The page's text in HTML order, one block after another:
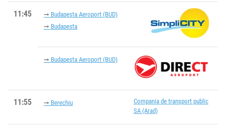
11:45
Budapesta Aeroport (BUD)
Budapesta
Budapesta Aeroport (BUD)
11:55
Compania de transport public
SA (Arad)
Berechiu